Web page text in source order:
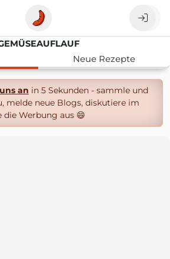
Neue Rezepte
an in 5 Sekunden - sammle und
melde neue Blogs, diskutiere im
Werbung aus 😄